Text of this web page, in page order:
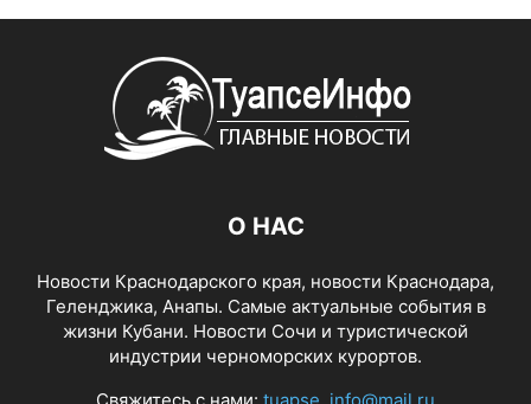
О НАС
Новости Краснодарского края, новости Краснодара,
Геленджика, Анапы. Самые актуальные события в
жизни Кубани. Новости Сочи и туристической
индустрии черноморских курортов.